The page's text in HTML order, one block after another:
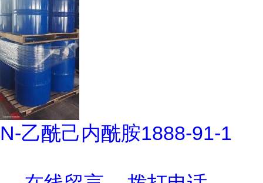
N-乙酰己内酰胺1888-91-1